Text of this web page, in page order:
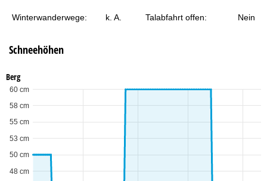
Winterwanderwege: k. A. Talabfahrt offen: Nein
Schneehöhen
Berg
48 cm
50 cm
53 cm
55 cm
58 cm
60 cm